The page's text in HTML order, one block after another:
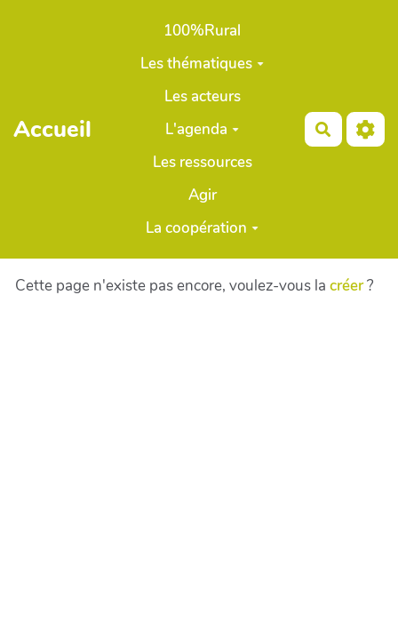
Aller au contenu principal
Accueil
100%Rural
Les thématiques
Les acteurs
L'agenda
Les ressources
Agir
La coopération
Cette page n'existe pas encore, voulez-vous la créer?